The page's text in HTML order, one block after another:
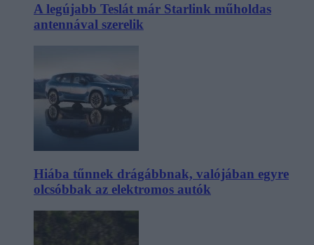
A legújabb Teslát már Starlink műholdas
antennával szerelik
Hiába tűnnek drágábbnak, valójában egyre
olcsóbbak az elektromos autók